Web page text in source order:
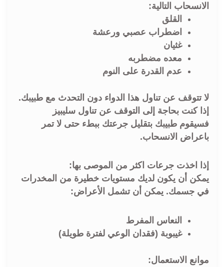
الانسحاب التالية:
القلق
اضطراب عصبي ورعشة
غثيان
معده مضطربه
عدم القدرة على النوم
لا تتوقف عن تناول هذا الدواء دون التحدث مع طبيبك.
إذا كنت بحاجة إلى التوقف عن تناول سليبيز
فسيقوم طبيبك بتقليل جرعتك ببطء حتى لا تمر
باعراض الانسحاب.
إذا اخذت جرعات اكثر من الموصى بها:
يمكن أن يكون لديك مستويات خطيرة من المخدرات
في جسمك. يمكن أن تشمل الأعراض:
النعاس المفرط
غيبوبة (فقدان الوعي لفترة طويلة)
موانع الاستعمال: